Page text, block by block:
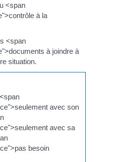
<span
à la
<span
à joindre à
situation.
avec son
avec sa
besoin